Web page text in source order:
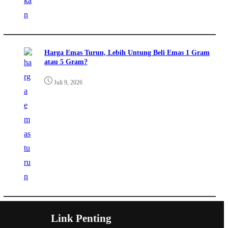
Harga Emas Turun, Lebih Untung Beli Emas 1 Gram
atau 5 Gram?
Juli 9, 2026
Link Penting